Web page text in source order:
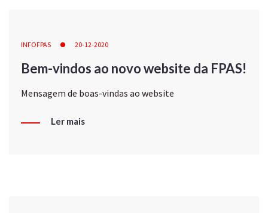
INFOFPAS 20-12-2020
Bem-vindos ao novo website da FPAS!
Mensagem de boas-vindas ao website
Ler mais